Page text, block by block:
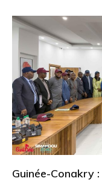
Guinée-Conakry